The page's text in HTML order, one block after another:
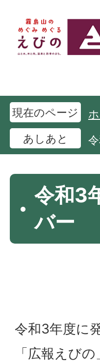
現在のページ
あしあと
令和3
バー
令和3年度に
「広報えび